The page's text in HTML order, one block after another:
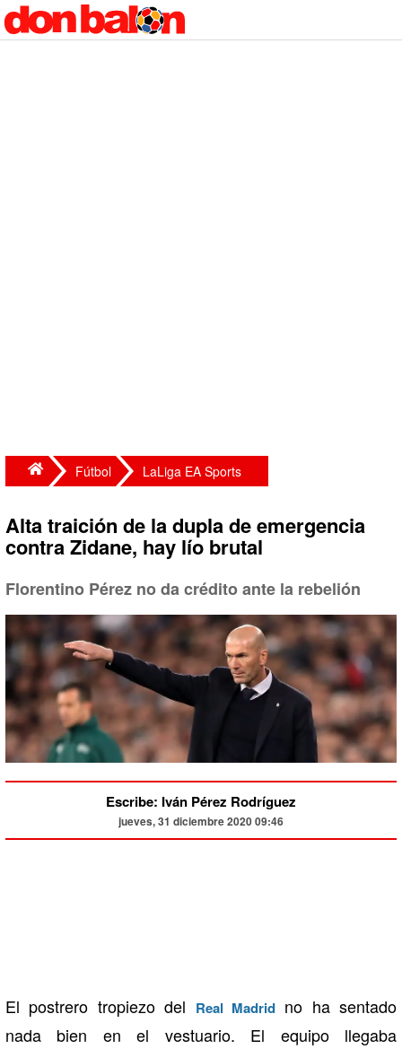
Fútbol LaLiga EA Sports
Alta traición de la dupla de emergencia
contra Zidane, hay lío brutal
Florentino Pérez no da crédito ante la rebelión
Escribe: Iván Pérez Rodríguez
jueves, 31 diciembre 2020 09:46
El postrero tropiezo del Real Madridno ha sentado
nada bien en el vestuario. El equipo llegaba